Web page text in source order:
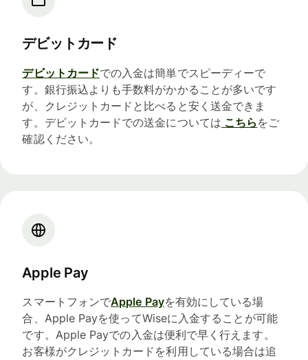
デビットカード
デビットカードでの入金は簡単でスピーディーで
す。銀行振込よりも手数料がかかることが多いです
が、クレジットカードと比べると安く送金できま
す。デビットカードでの送金については こちら をご
確認ください。
Apple Pay
スマートフォンでApple Payを有効にしている場
合、Apple Payを使ってWiseに入金することが可能
です。Apple Payでの入金は便利で早く行えます。
お客様がクレジットカードを利用している場合は追